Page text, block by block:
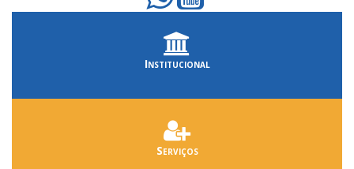
Institucional
Serviços